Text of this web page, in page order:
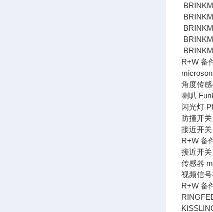
R+W 备
角度传
喇叭
闪光灯
防撞开
接近开
R+W 备
接近开
传感器
视频信
R+W 备